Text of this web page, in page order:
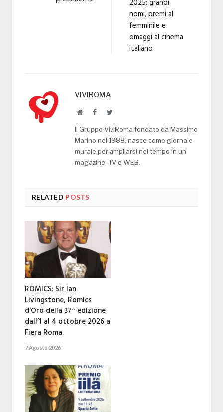
2025: grandi
nomi, premi al
femminile e
omaggi al cinema
italiano
VIVIROMA
WebsiteFacebookTwitter
Il Gruppo ViviRoma fondato da Massimo
Marino nel 1988, nasce come giornale
murale per ampliarsi nel tempo in un
magazine, TV e WEB.
RELATED POSTS
ROMICS: Sir Ian
Livingstone, Romics
d’Oro della 37^ edizione
dall’1 al 4 ottobre 2026 a
Fiera Roma.
7 Agosto 2026